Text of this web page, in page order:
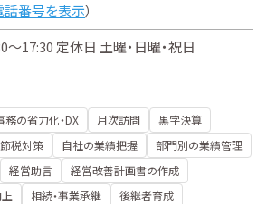
話番号を表示）
～17:30 定休日 土曜・日曜・祝日
務の省力化・DX 月次訪問
黒字決算
節税対策 自社の業績把握
部門別の業績管理
経営助言
経営改善計画書の作成
相続・事業承継
後継者育成